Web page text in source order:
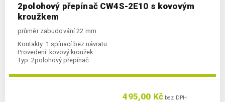
2polohový přepínač CW4S-2E10 s kovovým
kroužkem
průměr zabudování 22 mm
Kontakty: 1 spínací bez návratu
Provedení: kovový kroužek
Typ: 2polohový přepínač
495,00 Kč bez DPH